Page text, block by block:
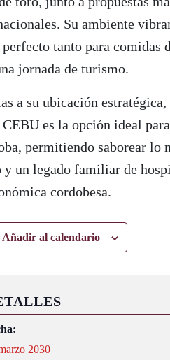
Su ambiente
tanto para comidas
jornada de turismo.
a su ubicación
CEBU es la opción ideal
permitiendo saborear lo
y un legado familiar de
cordobesa.
Añadir al calendario
2030